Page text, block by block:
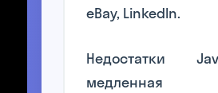
eBay, LinkedIn.
Недостатки
медленная